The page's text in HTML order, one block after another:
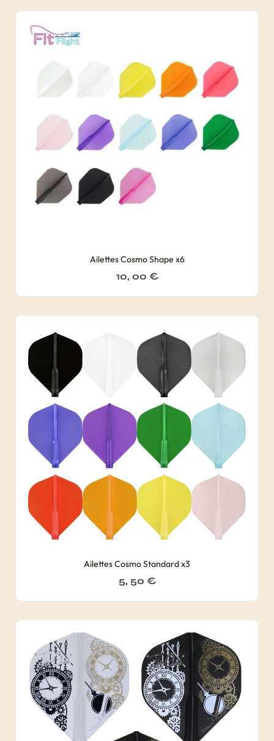
Ailettes Cosmo Shape x6
10, 00 €
Ailettes Cosmo Standard x3
5, 50 €